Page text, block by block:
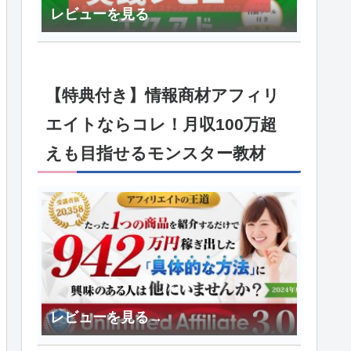
レビューを見る
【特典付き】情報商材アフィリ
エイトならコレ！月収100万超
えも目指せるモンスター教材
レビューを見る→